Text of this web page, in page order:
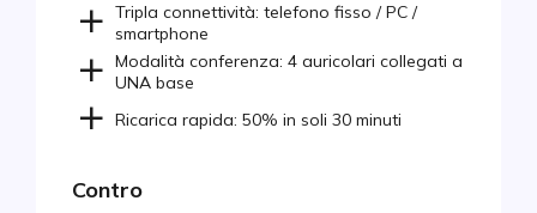
Tripla connettività: telefono fisso / PC /
smartphone
Modalità conferenza: 4 auricolari collegati a
UNA base
Ricarica rapida: 50% in soli 30 minuti
Contro